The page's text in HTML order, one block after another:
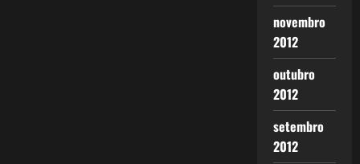
novembro
2012
outubro
2012
setembro
2012